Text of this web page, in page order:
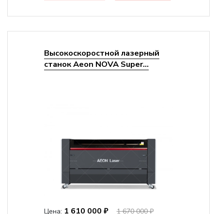
Высокоскоростной лазерный
станок Aeon NOVA Super...
Цена: 1 610 000 ₽
1 670 000 ₽